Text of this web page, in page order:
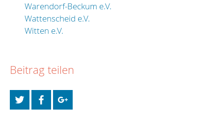
Warendorf-Beckum e.V.
Wattenscheid e.V.
Witten e.V.
Beitrag teilen